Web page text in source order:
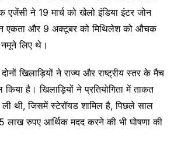
एजेंसी ने 19 मार्च को खेलो इंडिया इंटर जोन
एकता और 9 अक्टूबर को मिथिलेश को औचक
लिए थे।
खिलाड़ियों ने राज्य और राष्ट्रीय स्तर के मैच
है। खिलाड़ियों ने प्रतियोगिता में ताकत
ली थी, जिसमें स्टेरॉयड शामिल है, पिछले साल
लाख रुपए आर्थिक मदद करने की भी घोषणा की